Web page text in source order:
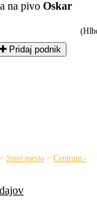
na pivo Oskar
Pridaj podnik
> Staré mesto > Centrum -